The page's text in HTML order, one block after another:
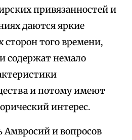
привязанностей и
даются яркие
сторон того времени,
содержат немало
и потому имеют
интерес.
Амвросий и вопросов